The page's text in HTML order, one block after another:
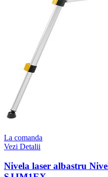
La comanda
Vezi Detalii
Nivela laser albastru